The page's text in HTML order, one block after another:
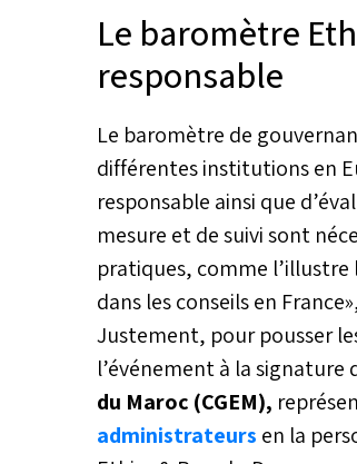
Le baromètre
responsable
Le baromètre de
différentes institutions en
responsable ainsi que
mesure et de suivi sont
pratiques, comme l’illustre
dans les conseils en
Justement, pour pousser
l’événement à la signature
du Maroc (CGEM),
administrateurs en la